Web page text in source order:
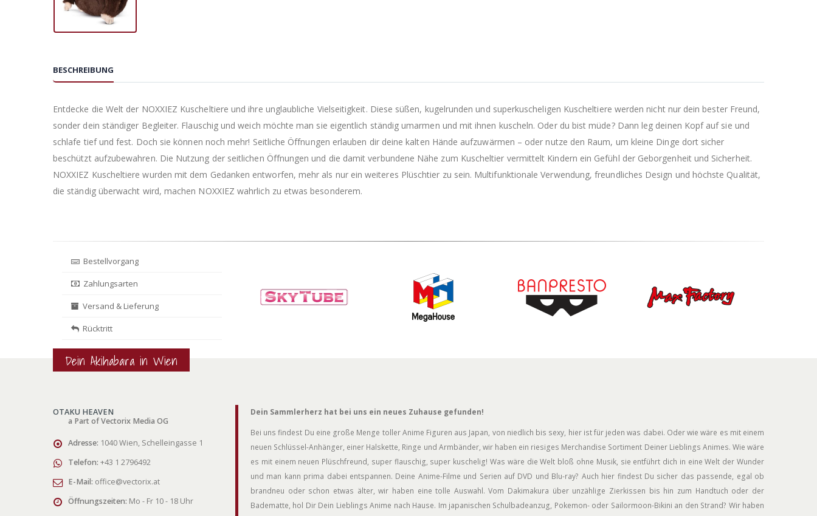
BESCHREIBUNG
Entdecke die Welt der NOXXIEZ Kuscheltiere und ihre unglaubliche Vielseitigkeit. Diese süßen, kugelrunden und superkuscheligen Kuscheltiere werden nicht nur dein bester Freund,
sonder dein ständiger Begleiter. Flauschig und weich möchte man sie eigentlich ständig umarmen und mit ihnen kuscheln. Oder du bist müde? Dann leg deinen Kopf auf sie und
schlafe tief und fest. Doch sie können noch mehr! Seitliche Öffnungen erlauben dir deine kalten Hände aufzuwärmen – oder nutze den Raum, um kleine Dinge dort sicher
beschützt aufzubewahren. Die Nutzung der seitlichen Öffnungen und die damit verbundene Nähe zum Kuscheltier vermittelt Kindern ein Gefühl der Geborgenheit und Sicherheit.
NOXXIEZ Kuscheltiere wurden mit dem Gedanken entworfen, mehr als nur ein weiteres Plüschtier zu sein. Multifunktionale Verwendung, freundliches Design und höchste Qualität,
die ständig überwacht wird, machen NOXXIEZ wahrlich zu etwas besonderem.
Bestellvorgang
Zahlungsarten
Versand & Lieferung
Rücktritt
Dein Akihabara in Wien
OTAKU HEAVEN
a Part of Vectorix Media OG
Adresse: 1040 Wien, Schelleingasse 1
Telefon: +43 1 2796492
E-Mail: office@vectorix.at
Öffnungszeiten: Mo - Fr 10 - 18 Uhr
Dein Sammlerherz hat bei uns ein neues Zuhause gefunden!
Bei uns findest Du eine große Menge toller Anime Figuren aus Japan, von niedlich bis sexy, hier ist für jeden was dabei. Oder wie wäre es mit einem
neuen Schlüssel-Anhänger, einer Halskette, Ringe und Armbänder, wir haben ein riesiges Merchandise Sortiment Deiner Lieblings Animes. Wie wäre
es mit einem neuen Plüschfreund, super flauschig, super kuschelig! Was wäre die Welt bloß ohne Musik, sie entführt dich in eine Welt der Wunder
und man kann prima dabei entspannen. Deine Anime-Filme und Serien auf DVD und Blu-ray? Auch hier findest Du sicher das passende, egal ob
brandneu oder schon etwas älter, wir haben eine tolle Auswahl. Vom Dakimakura über unzählige Zierkissen bis hin zum Handtuch oder der
Badematte, hol Dir Dein Lieblings Anime nach Hause. Im japanischen Schulbadeanzug, Pokemon- oder Sailormoon-Bikini an den Strand? Wir haben